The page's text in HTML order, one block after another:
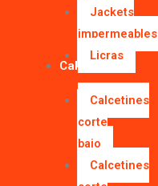
Jackets
impermeables
Licras
Calcetines
Calcetines
corte
bajo
Calcetines